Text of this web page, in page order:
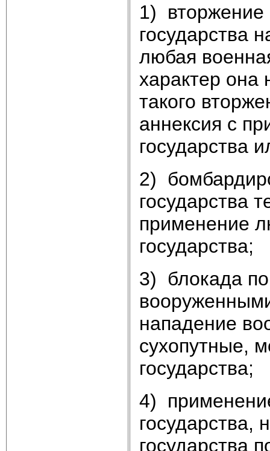
1) вторжение
государства
любая
характер она
такого
аннексия с
государства
2)
государства
применение
государства;
3) блокада
нападение
сухопутные,
государства;
4)
государства,
государства